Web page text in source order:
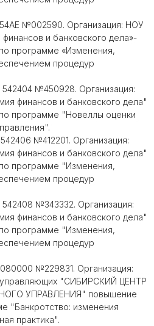
54АЕ №002590. Организация: НОУ
и банковского дела»-
программе «Изменения,
процедур
542404 №450928. Организация:
финансов и банковского дела"
программе "Новеллы оценки
№412201. Организация:
финансов и банковского дела"
программе "Изменения,
процедур
542408 №343332. Организация:
финансов и банковского дела"
программе "Изменения,
процедур
080000 №229831. Организация:
управляющих "СИБИРСКИЙ ЦЕНТР
УПРАВЛЕНИЯ" повышение
"Банкротство: изменения
практика".